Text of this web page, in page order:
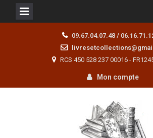
09.67.04.07.48 /
RCS 450 528 237 00016 -
Mon compte